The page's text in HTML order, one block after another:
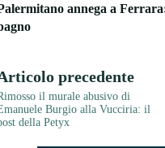
annega a
precedente
il murale abusivo di
Burgio alla Vucciria: il
della Petyx